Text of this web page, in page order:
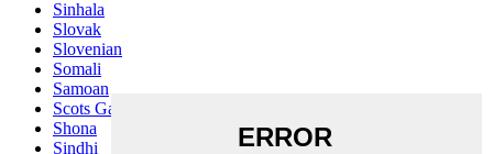
Sinhala
Slovak
Slovenian
Somali
Samoan
Scots Gaelic
Shona
Sindhi